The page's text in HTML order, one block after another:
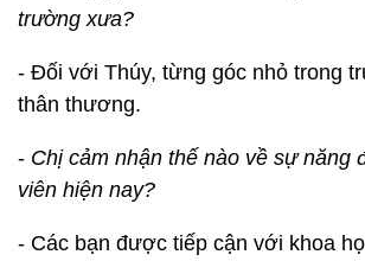
trường xưa?
- Đối với Thúy, từng góc nhỏ trong
thân thương.
- Chị cảm nhận thế nào về sự năng
viên hiện nay?
- Các bạn được tiếp cận với khoa